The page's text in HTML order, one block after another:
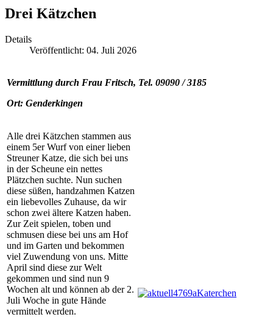
Drei Kätzchen
Details
Veröffentlicht: 04. Juli 2026
Vermittlung durch Frau Fritsch, Tel. 09090 / 3185
Ort: Genderkingen
Alle drei Kätzchen stammen aus
einem 5er Wurf von einer lieben
Streuner Katze, die sich bei uns
in der Scheune ein nettes
Plätzchen suchte. Nun suchen
diese süßen, handzahmen Katzen
ein liebevolles Zuhause, da wir
schon zwei ältere Katzen haben.
Zur Zeit spielen, toben und
schmusen diese bei uns am Hof
und im Garten und bekommen
viel Zuwendung von uns. Mitte
April sind diese zur Welt
gekommen und sind nun 9
Wochen alt und können ab der 2.
Juli Woche in gute Hände
vermittelt werden.